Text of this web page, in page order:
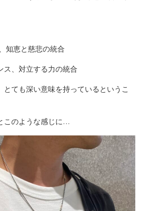
知恵と慈悲の統合
ス、対立する力の統合
とても深い意味を持っているというこ
このような感じに…